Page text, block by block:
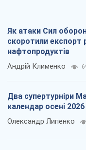
Як атаки Сил
скоротили експорт
нафтопродуктів
Андрій Клименко
Два супертурніри
календар осені
Олександр Липенко